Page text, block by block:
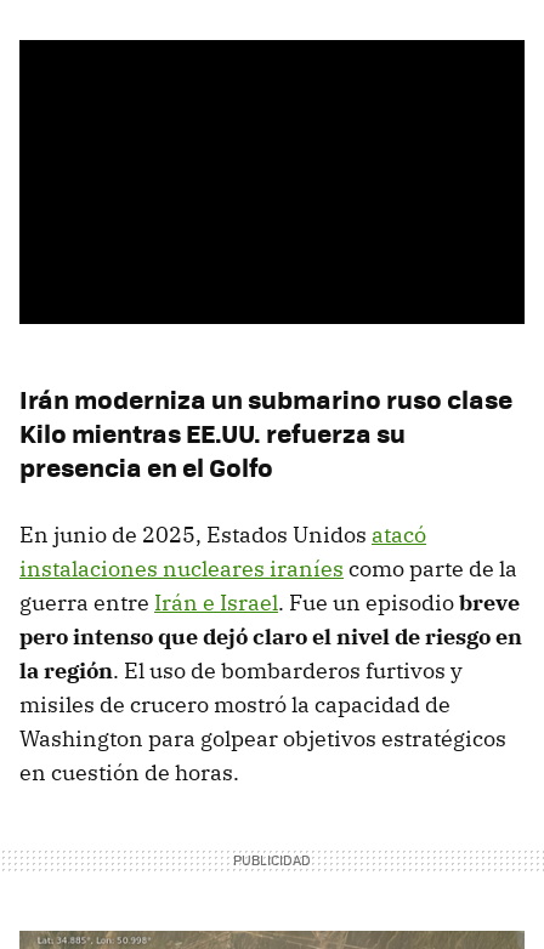
Irán moderniza un submarino ruso clase
Kilo mientras EE.UU. refuerza su
presencia en el Golfo
En junio de 2025, Estados Unidos atacó
instalaciones nucleares iraníes como parte de la
guerra entre Irán e Israel. Fue un episodiobreve
pero intenso que dejó claro el nivel de riesgo en
la región. El uso de bombarderos furtivos y
misiles de crucero mostró la capacidad de
Washington para golpear objetivos estratégicos
en cuestión de horas.